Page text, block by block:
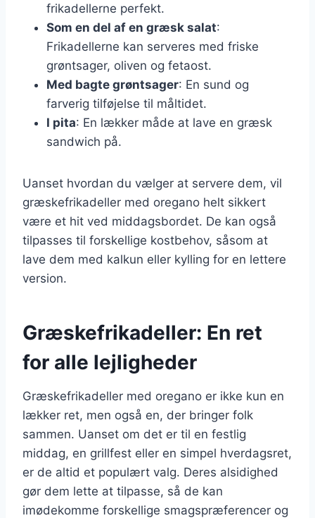
frikadellerne perfekt.
Som en del af en græsk salat:
Frikadellerne kan serveres med friske
grøntsager, oliven og fetaost.
Med bagte grøntsager: En sund og
farverig tilføjelse til måltidet.
I pita: En lækker måde at lave en græsk
sandwich på.
Uanset hvordan du vælger at servere dem, vil
græskefrikadeller med oregano helt sikkert
være et hit ved middagsbordet. De kan også
tilpasses til forskellige kostbehov, såsom at
lave dem med kalkun eller kylling for en lettere
version.
Græskefrikadeller: En ret
for alle lejligheder
Græskefrikadeller med oregano er ikke kun en
lækker ret, men også en, der bringer folk
sammen. Uanset om det er til en festlig
middag, en grillfest eller en simpel hverdagsret,
er de altid et populært valg. Deres alsidighed
gør dem lette at tilpasse, så de kan
imødekomme forskellige smagspræferencer og